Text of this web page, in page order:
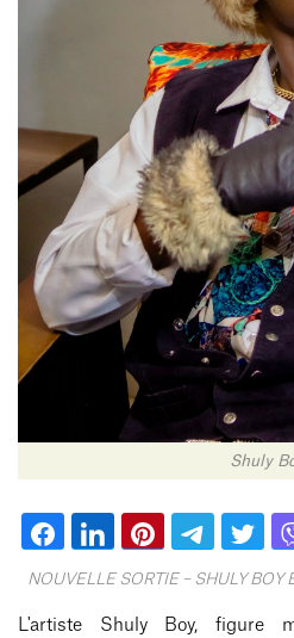
Shuly
NOUVELLE SORTIE – SHULY BOY
L'artiste Shuly Boy, figure